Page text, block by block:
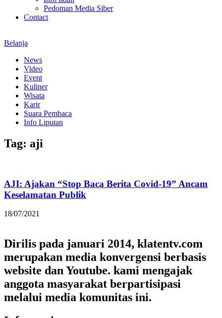
Pedoman Media Siber
Contact
Belanja
News
Video
Event
Kuliner
Wisata
Karir
Suara Pembaca
Info Liputan
Tag: aji
AJI: Ajakan “Stop Baca Berita Covid-19” Ancam
Keselamatan Publik
18/07/2021
Dirilis pada januari 2014, klatentv.com
merupakan media konvergensi berbasis
website dan Youtube. kami mengajak
anggota masyarakat berpartisipasi
melalui media komunitas ini.